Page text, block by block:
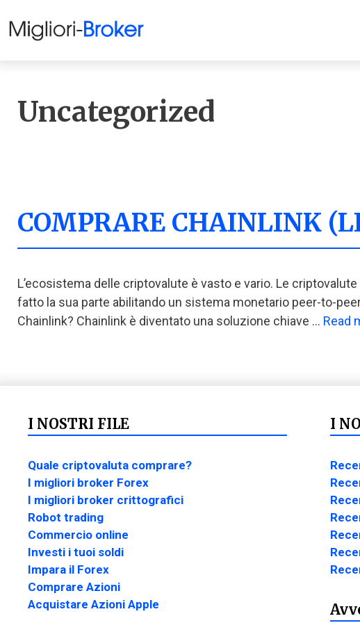
Uncategorized
COMPRARE CHAINLINK
L’ecosistema delle criptovalute è vasto e vario. Le
fatto la sua parte abilitando un sistema monetario peer-to-
Chainlink? Chainlink è diventato una soluzione chiave … Read
I NOSTRI FILE
Quale criptovaluta comprare?
I migliori broker Forex
I migliori broker crittografici
Robot trading
Commercio online
Investi i tuoi soldi
Impara il Forex
Comprare Azioni
Acquistare Azioni Apple
I